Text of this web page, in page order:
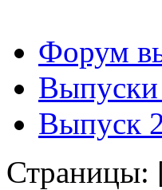
Форум
Выпуски
Выпуск
Страницы: